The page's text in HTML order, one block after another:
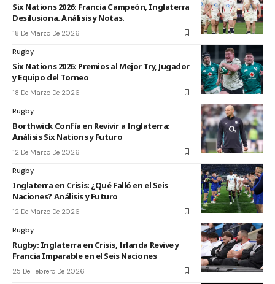
Six Nations 2026: Francia Campeón, Inglaterra
Desilusiona. Análisis y Notas.
18 De Marzo De 2026
Rugby
Six Nations 2026: Premios al Mejor Try, Jugador
y Equipo del Torneo
18 De Marzo De 2026
Rugby
Borthwick Confía en Revivir a Inglaterra:
Análisis Six Nations y Futuro
12 De Marzo De 2026
Rugby
Inglaterra en Crisis: ¿Qué Falló en el Seis
Naciones? Análisis y Futuro
12 De Marzo De 2026
Rugby
Rugby: Inglaterra en Crisis, Irlanda Revive y
Francia Imparable en el Seis Naciones
25 De Febrero De 2026